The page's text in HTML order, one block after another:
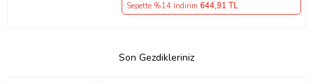
Sepette %14 İndirim 644,91 TL
Son Gezdikleriniz